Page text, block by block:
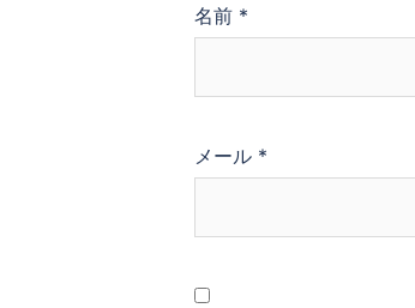
名前 *
メール *